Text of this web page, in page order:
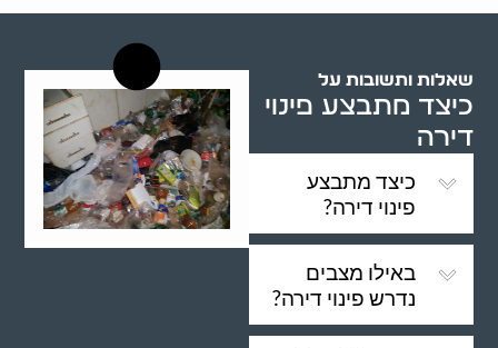
שאלות ותשובות על
כיצד מתבצע פינוי
דירה
כיצד מתבצע
פינוי דירה?
באילו מצבים
נדרש פינוי דירה?